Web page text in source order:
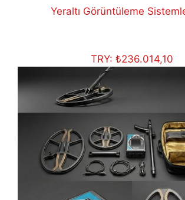
Yeraltı Görüntüleme
TRY: ₺236.014,10